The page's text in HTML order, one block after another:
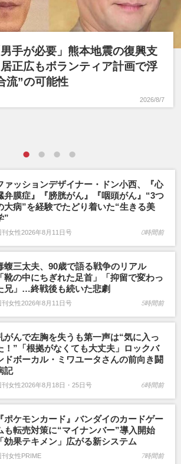
手が必要」熊本地震の復興支
正広もボランティア計画で浮
流”の可能性
2026/8/7
ァッションデザイナー・ドン小西、『心
弁膜症』『膀胱がん』『咽頭がん』“3つ
大病”を経験でたどり着いた“生きる美
”
刊女性2026年8月11日号 0時間前
蝮三太夫、90歳で語る戦争のリアル
「靴の中にちぎれた足首」「抑留で変わっ
兄」…終戦後も続いた悲劇
刊女性2026年8月11日号 5時間前
がんで左胸を失うも第一声は“気に入っ
！”「根拠がなくても大丈夫」ロックバ
ドボーカル・ミワユータさんの前向き闘
記
刊女性2026年8月18日・25日号 6時間前
『ポケモンカード』バンダイのカードゲー
も転売対策に“マイナンバー”導入開始
「効果テキメン」広がる新システム
刊女性PRIME 7時間前